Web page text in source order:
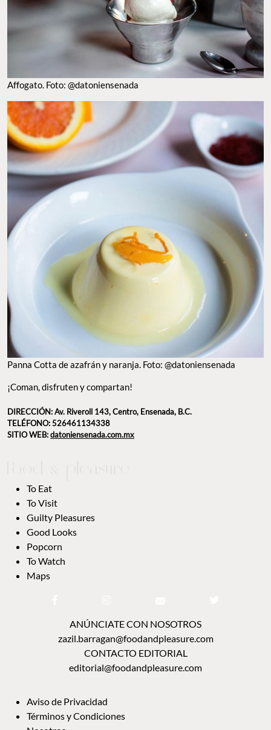
Affogato. Foto: @datoniensenada
Panna Cotta de azafrán y naranja. Foto: @datoniensenada
¡Coman, disfruten y compartan!
DIRECCIÓN: Av. Riveroll 143, Centro, Ensenada, B.C.
TELÉFONO: 526461134338
SITIO WEB:datoniensenada.com.mx
To Eat
To Visit
Guilty Pleasures
Good Looks
Popcorn
To Watch
Maps
ANÚNCIATE CON NOSOTROS
zazil.barragan@foodandpleasure.com
CONTACTO EDITORIAL
editorial@foodandpleasure.com
Aviso de Privacidad
Términos y Condiciones